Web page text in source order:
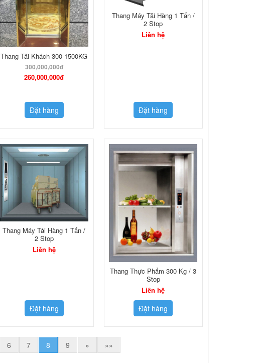
Thang Tải Khách 300-1500KG
300,000,000đ
260,000,000đ
Đặt hàng
Thang Máy Tải Hàng 1 Tấn /
2 Stop
Liên hệ
Đặt hàng
Thang Máy Tải Hàng 1 Tấn /
2 Stop
Liên hệ
Đặt hàng
Thang Thực Phẩm 300 Kg / 3
Stop
Liên hệ
Đặt hàng
6 7 8 9 » »»